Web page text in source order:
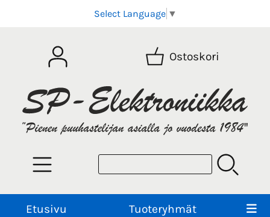
Select Language ▼
Ostoskori
Etusivu Tuoteryhmät